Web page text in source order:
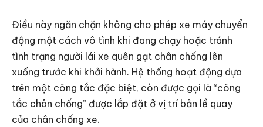
Điều này ngăn chặn không cho phép xe máy chuyển
động một cách vô tình khi đang chạy hoặc tránh
tình trạng người lái xe quên gạt chân chống lên
xuống trước khi khởi hành. Hệ thống hoạt động dựa
trên một công tắc đặc biệt, còn được gọi là “công
tắc chân chống” được lắp đặt ở vị trí bản lề quay
của chân chống xe.